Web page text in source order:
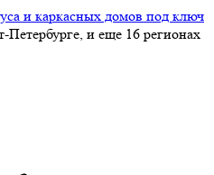
и еще 16 регионах